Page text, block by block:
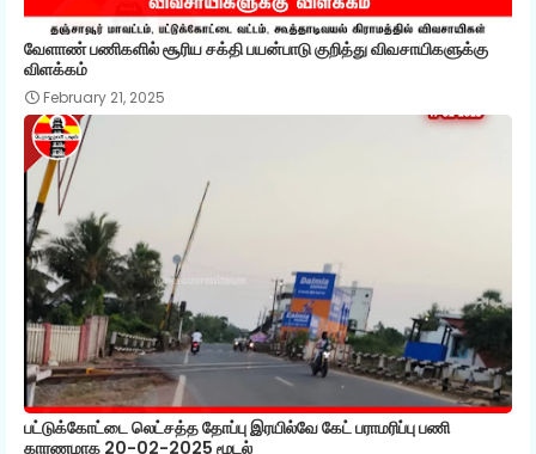
வேளாண் பணிகளில் சூரிய சக்தி பயன்பாடு குறித்து விவசாயிகளுக்கு
விளக்கம்
February 21, 2025
பட்டுக்கோட்டை லெட்சத்த தோப்பு இரயில்வே கேட் பராமரிப்பு பணி
காரணமாக 20-02-2025 மூடல்